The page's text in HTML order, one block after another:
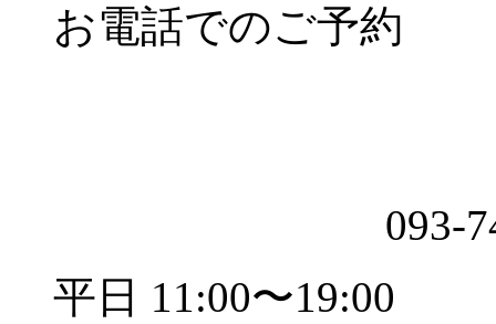
お電話でのご予約
093-
平日 11:00〜19:00